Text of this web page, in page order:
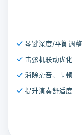
琴键深度/平衡调整
击弦机联动优化
消除杂音、卡顿
提升演奏舒适度